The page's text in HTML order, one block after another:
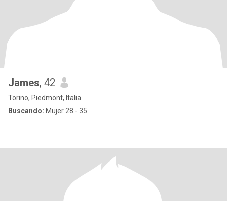
James, 42
Torino, Piedmont, Italia
Buscando: Mujer 28 - 35